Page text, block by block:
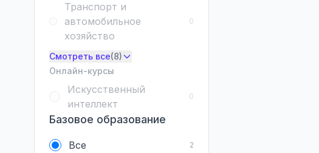
Транспорт и
автомобильное
хозяйство
0
Смотреть все(8)
Онлайн-курсы
Искусственный
интеллект
0
Базовое образование
Все 2